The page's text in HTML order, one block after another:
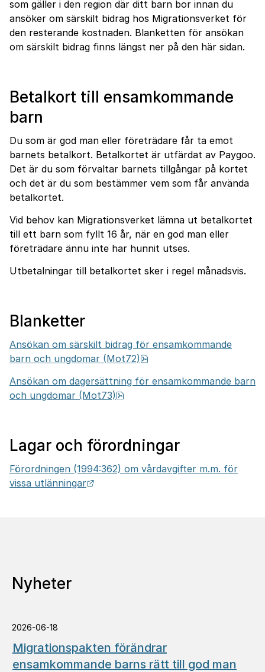
som gäller i den region där ditt barn bor innan du
ansöker om särskilt bidrag hos Migrationsverket för
den resterande kostnaden. Blanketten för ansökan
om särskilt bidrag finns längst ner på den här sidan.
Betalkort till ensamkom­mande
barn
Du som är god man eller företrädare får ta emot
barnets betalkort. Betalkortet är utfärdat av Paygoo.
Det är du som förvaltar barnets tillgångar på kortet
och det är du som bestämmer vem som får använda
betalkortet.
Vid behov kan Migrationsverket lämna ut betalkortet
till ett barn som fyllt 16 år, när en god man eller
företrädare ännu inte har hunnit utses.
Utbetalningar till betalkortet sker i regel månadsvis.
Blan­ketter
Ansökan om särskilt bidrag för ensamkommande
barn och ungdomar (Mot72)
Ansökan om dagersättning för ensamkommande barn
och ungdomar (Mot73)
Lagar och förord­ningar
Förordningen (1994:362) om vårdavgifter m.m. för
vissa utlänningar
Nyheter
2026-06-18
Migrationspakten förändrar
ensamkommande barns rätt till god man